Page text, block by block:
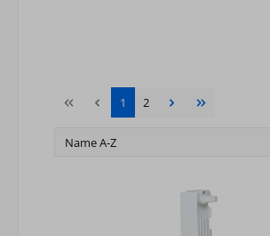
Seite
1 Seite
2